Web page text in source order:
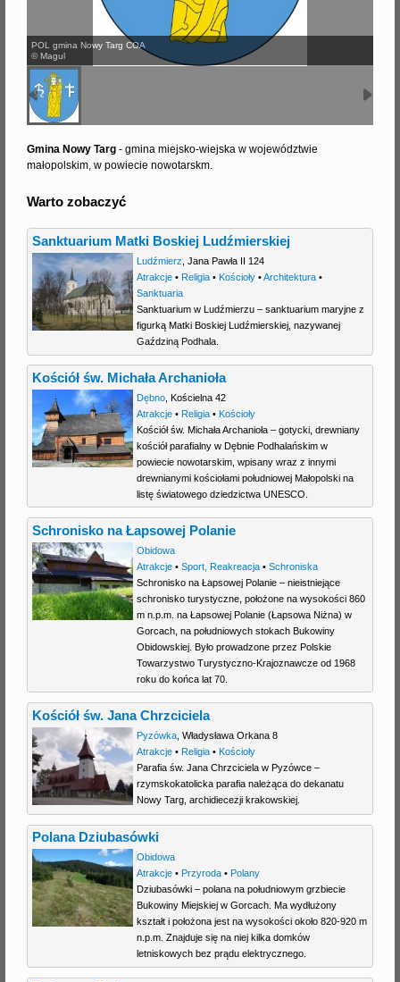
POL gmina Nowy Targ COA
© Magul
Gmina Nowy Targ - gmina miejsko-wiejska w województwie
małopolskim, w powiecie nowotarskm.
Warto zobaczyć
Sanktuarium Matki Boskiej Ludźmierskiej
Ludźmierz Jana Pawła II 124
Atrakcje• Religia• Kościoły•Architektura•
Sanktuaria
Sanktuarium w Ludźmierzu – sanktuarium maryjne z
figurką Matki Boskiej Ludźmierskiej, nazywanej
Gaździną Podhala.
Kościół św. Michała Archanioła
Dębno, Kościelna 42
Atrakcje• Religia• Kościoły
Kościół św. Michała Archanioła – gotycki, drewniany
kościół parafialny w Dębnie Podhalańskim w
powiecie nowotarskim, wpisany wraz z innymi
drewnianymi kościołami południowej Małopolski na
listę światowego dziedzictwa UNESCO.
Schronisko na Łapsowej Polanie
Obidowa
Atrakcje• Sport, Reakreacja• Schroniska
Schronisko na Łapsowej Polanie – nieistniejące
schronisko turystyczne, położone na wysokości 860
m n.p.m. na Łapsowej Polanie (Łapsowa Niżna) w
Gorcach, na południowych stokach Bukowiny
Obidowskiej. Było prowadzone przez Polskie
Towarzystwo Turystyczno-Krajoznawcze od 1968
roku do końca lat 70.
Kościół św. Jana Chrzciciela
Pyzówka, Władysława Orkana 8
Atrakcje• Religia• Kościoły
Parafia św. Jana Chrzciciela w Pyzówce –
rzymskokatolicka parafia należąca do dekanatu
Nowy Targ, archidiecezji krakowskiej.
Polana Dziubasówki
Obidowa
Atrakcje• Przyroda• Polany
Dziubasówki – polana na południowym grzbiecie
Bukowiny Miejskiej w Gorcach. Ma wydłużony
kształt i położona jest na wysokości około 820-920 m
n.p.m. Znajduje się na niej kilka domków
letniskowych bez prądu elektrycznego.